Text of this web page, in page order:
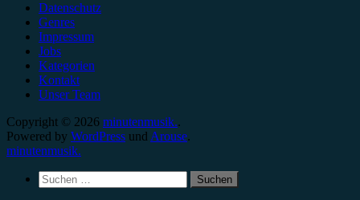
Datenschutz
Genres
Impressum
Jobs
Kategorien
Kontakt
Unser Team
Copyright © 2026 minutenmusik..
Powered by WordPress und Arouse.
minutenmusik.
Suchen
nach: